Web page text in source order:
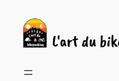
contenu